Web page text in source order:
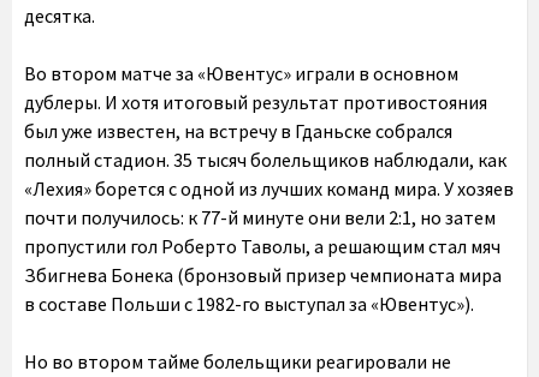
десятка.
Во втором матче за «Ювентус» играли в основном
дублеры. И хотя итоговый результат противостояния
был уже известен, на встречу в Гданьске собрался
полный стадион. 35 тысяч болельщиков наблюдали, как
«Лехия» борется с одной из лучших команд мира. У хозяев
почти получилось: к 77-й минуте они вели 2:1, но затем
пропустили гол Роберто Таволы, а решающим стал мяч
Збигнева Бонека (бронзовый призер чемпионата мира
в составе Польши с 1982-го выступал за «Ювентус»).
Но во втором тайме болельщики реагировали не